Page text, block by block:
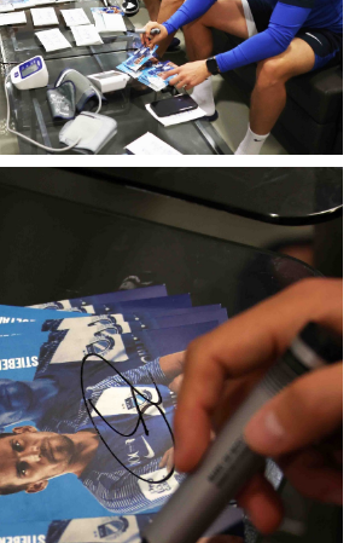
ÉLMÉNYEK
AKKREDITÁCIÓ